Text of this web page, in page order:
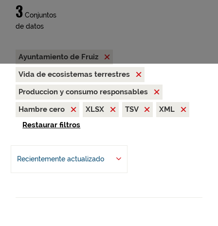
3 Conjuntos
de datos
Ayuntamiento de Fruiz
Vida de ecosistemas terrestres
Produccion y consumo responsables
Hambre cero
XLSX TSV
XML
Restaurar filtros
Recientemente actualizado